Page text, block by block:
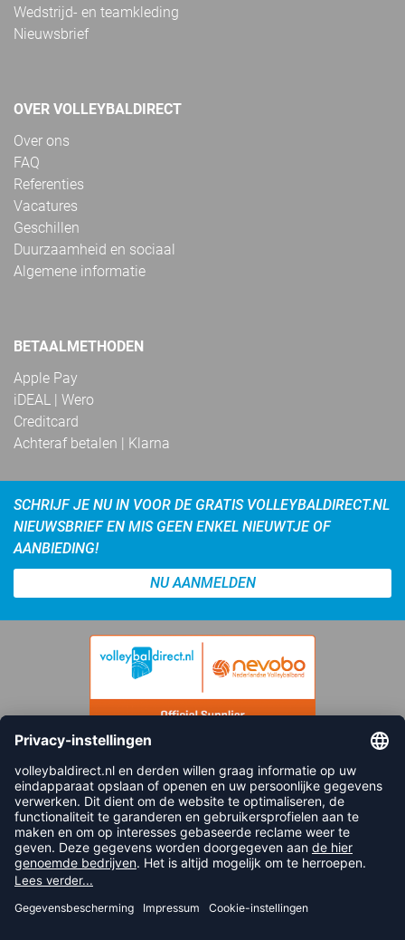
Wedstrijd- en teamkleding
Nieuwsbrief
OVER VOLLEYBALDIRECT
Over ons
FAQ
Referenties
Vacatures
Geschillen
Duurzaamheid en sociaal
Algemene informatie
BETAALMETHODEN
Apple Pay
iDEAL | Wero
Creditcard
Achteraf betalen | Klarna
SCHRIJF JE NU IN VOOR DE GRATIS VOLLEYBALDIRECT.NL
NIEUWSBRIEF EN MIS GEEN ENKEL NIEUWTJE OF
AANBIEDING!
NU AANMELDEN
FOLLOW US